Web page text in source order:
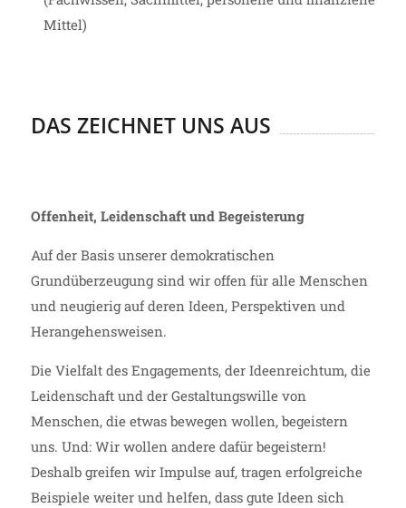
Mittel)
DAS ZEICHNET UNS AUS
Offenheit, Leidenschaft und Begeisterung
Auf der Basis unserer demokratischen
Grundüberzeugung sind wir offen für alle Menschen
und neugierig auf deren Ideen, Perspektiven und
Herangehensweisen.
Die Vielfalt des Engagements, der Ideenreichtum, die
Leidenschaft und der Gestaltungswille von
Menschen, die etwas bewegen wollen, begeistern
uns. Und: Wir wollen andere dafür begeistern!
Deshalb greifen wir Impulse auf, tragen erfolgreiche
Beispiele weiter und helfen, dass gute Ideen sich